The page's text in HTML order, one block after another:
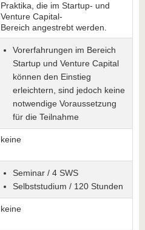
Praktika, die im Startup- und
Venture Capital-
Bereich angestrebt werden.
Vorerfahrungen im Bereich
Startup und Venture Capital
können den Einstieg
erleichtern, sind jedoch keine
notwendige Voraussetzung
für die Teilnahme
keine
Seminar / 4 SWS
Selbststudium / 120 Stunden
keine